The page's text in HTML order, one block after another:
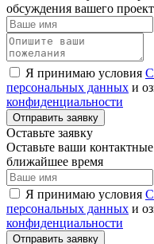
обсуждения вашего
Я принимаю условия
персональных данных и
конфиденциальности
Оставьте заявку
Оставьте ваши
ближайшее время
Я принимаю условия
персональных данных и
конфиденциальности